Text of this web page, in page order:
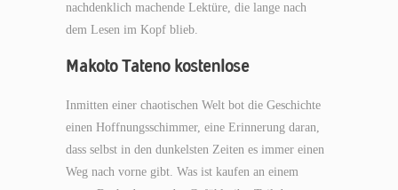
nachdenklich machende Lektüre, die lange nach
dem Lesen im Kopf blieb.
Makoto Tateno kostenlose
Inmitten einer chaotischen Welt bot die Geschichte
einen Hoffnungsschimmer, eine Erinnerung daran,
dass selbst in den dunkelsten Zeiten es immer einen
Weg nach vorne gibt. Was ist kaufen an einem